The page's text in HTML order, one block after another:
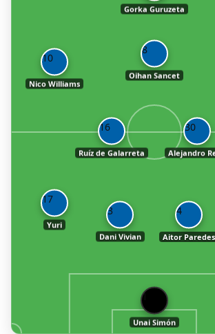
1
Unai Simón
17
Yuri
3
Dani Vivian
4
Aitor Paredes
16
Ruíz de Galarreta
30
Alejandro
10
Nico Williams
8
Oihan Sancet
Gorka Guruzeta